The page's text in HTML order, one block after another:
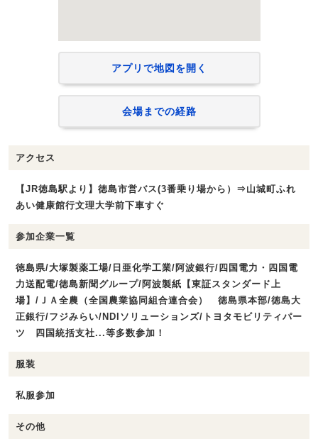
アプリで地図を開く
会場までの経路
アクセス
【JR徳島駅より】徳島市営バス(3番乗り場から）⇒山城町ふれ
あい健康館行文理大学前下車すぐ
参加企業一覧
徳島県/大塚製薬工場/日亜化学工業/阿波銀行/四国電力・四国電
力送配電/徳島新聞グループ/阿波製紙【東証スタンダード上
場】/ＪＡ全農（全国農業協同組合連合会） 徳島県本部/徳島大
正銀行/フジみらい/NDIソリューションズ/トヨタモビリティパー
ツ 四国統括支社...等多数参加！
服装
私服参加
その他